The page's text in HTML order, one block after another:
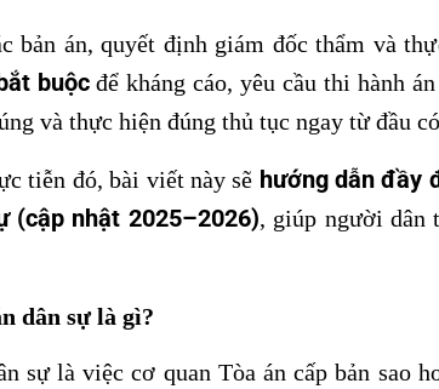
bản án, quyết định giám đốc thẩm và
buộcđể kháng cáo, yêu cầu thi hành
và thực hiện đúng thủ tục ngay từ đầu
tiễn đó, bài viết này sẽ hướng dẫn đầy
(cập nhật 2025–2026), giúp người dân
dân sự là gì?
sự là việc cơ quan Tòa án cấp bản sao